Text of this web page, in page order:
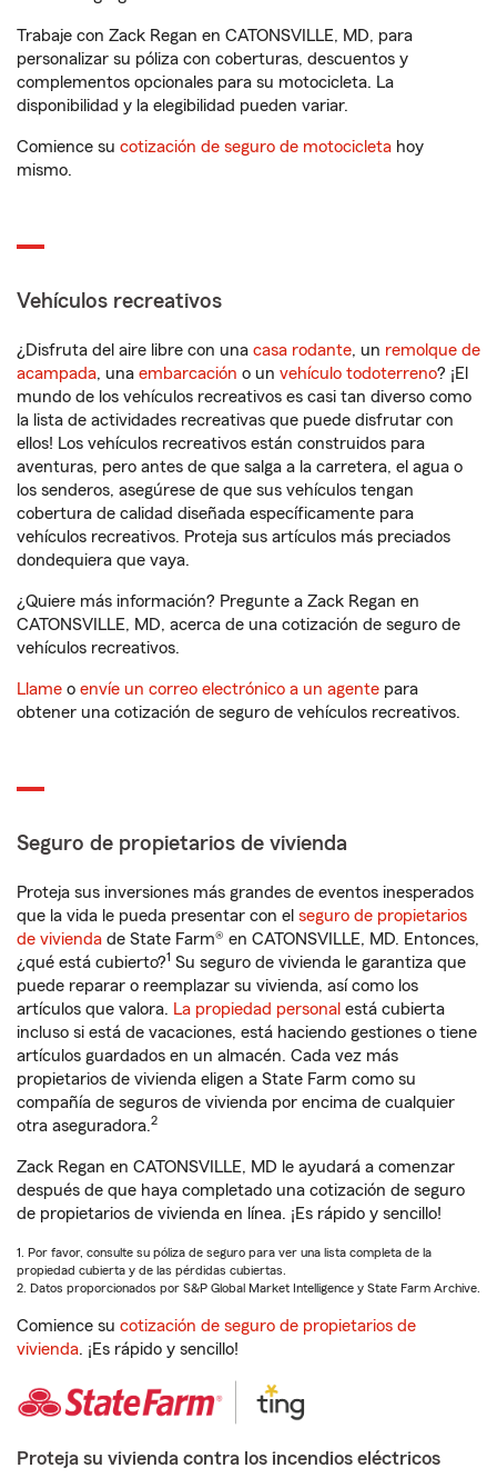
Trabaje con Zack Regan en CATONSVILLE, MD, para
personalizar su póliza con coberturas, descuentos y
complementos opcionales para su motocicleta. La
disponibilidad y la elegibilidad pueden variar.
Comience su cotización de seguro de motocicleta hoy
mismo.
Vehículos recreativos
¿Disfruta del aire libre con una casa rodante, un remolque de
acampada, una embarcación o un vehículo todoterreno? ¡El
mundo de los vehículos recreativos es casi tan diverso como
la lista de actividades recreativas que puede disfrutar con
ellos! Los vehículos recreativos están construidos para
aventuras, pero antes de que salga a la carretera, el agua o
los senderos, asegúrese de que sus vehículos tengan
cobertura de calidad diseñada específicamente para
vehículos recreativos. Proteja sus artículos más preciados
dondequiera que vaya.
¿Quiere más información? Pregunte a Zack Regan en
CATONSVILLE, MD, acerca de una cotización de seguro de
vehículos recreativos.
Llame o envíe un correo electrónico a un agente para
obtener una cotización de seguro de vehículos recreativos.
Seguro de propietarios de vivienda
Proteja sus inversiones más grandes de eventos inesperados
que la vida le pueda presentar con el seguro de propietarios
de vivienda de State Farm® en CATONSVILLE, MD. Entonces,
¿qué está cubierto?1 Su seguro de vivienda le garantiza que
puede reparar o reemplazar su vivienda, así como los
artículos que valora. La propiedad personal está cubierta
incluso si está de vacaciones, está haciendo gestiones o tiene
artículos guardados en un almacén. Cada vez más
propietarios de vivienda eligen a State Farm como su
compañía de seguros de vivienda por encima de cualquier
otra aseguradora.2
Zack Regan en CATONSVILLE, MD le ayudará a comenzar
después de que haya completado una cotización de seguro
de propietarios de vivienda en línea. ¡Es rápido y sencillo!
1. Por favor, consulte su póliza de seguro para ver una lista completa de la
propiedad cubierta y de las pérdidas cubiertas.
2. Datos proporcionados por S&P Global Market Intelligence y State Farm Archive.
Comience su cotización de seguro de propietarios de
vivienda. ¡Es rápido y sencillo!
Proteja su vivienda contra los incendios eléctricos